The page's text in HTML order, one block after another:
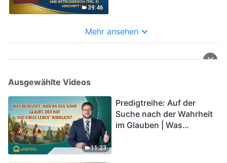
39:46
Mehr ansehen
Ausgewählte Videos
11:23
Predigtreihe: Auf der
Suche nach der Wahrheit
im Glauben | Was